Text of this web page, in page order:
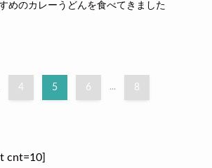
めのカレーうどんを食べてきました
4 5 6 ... 8
cnt=10]